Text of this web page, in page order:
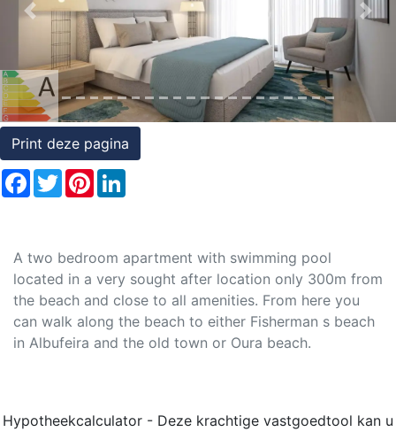
Rechten
onroerend
goed
Previous Next
Print deze pagina
Facebook
TwitterPinterest
A two bedroom apartment with swimming pool
located in a very sought after location only 300m from
the beach and close to all amenities. From here you
can walk along the beach to either Fisherman s beach
in Albufeira and the old town or Oura beach.
Hypotheekcalculator - Deze krachtige vastgoedtool kan u